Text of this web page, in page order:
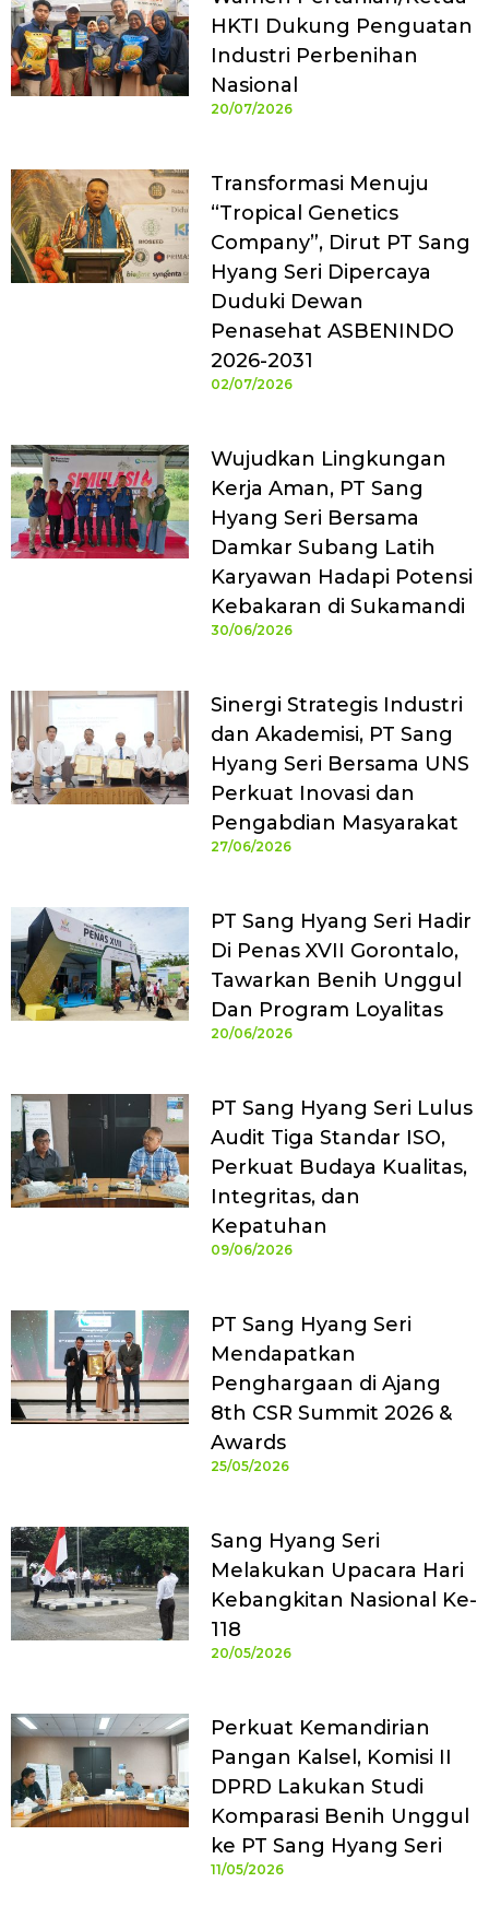
HKTI Dukung Penguatan
Industri Perbenihan
Nasional
20/07/2026
Transformasi Menuju
“Tropical Genetics
Company”, Dirut PT Sang
Hyang Seri Dipercaya
Duduki Dewan
Penasehat ASBENINDO
2026-2031
02/07/2026
Wujudkan Lingkungan
Kerja Aman, PT Sang
Hyang Seri Bersama
Damkar Subang Latih
Karyawan Hadapi Potensi
Kebakaran di Sukamandi
30/06/2026
Sinergi Strategis Industri
dan Akademisi, PT Sang
Hyang Seri Bersama UNS
Perkuat Inovasi dan
Pengabdian Masyarakat
27/06/2026
PT Sang Hyang Seri Hadir
Di Penas XVII Gorontalo,
Tawarkan Benih Unggul
Dan Program Loyalitas
20/06/2026
PT Sang Hyang Seri Lulus
Audit Tiga Standar ISO,
Perkuat Budaya Kualitas,
Integritas, dan
Kepatuhan
09/06/2026
PT Sang Hyang Seri
Mendapatkan
Penghargaan di Ajang
8th CSR Summit 2026 &
Awards
25/05/2026
Sang Hyang Seri
Melakukan Upacara Hari
Kebangkitan Nasional Ke-
118
20/05/2026
Perkuat Kemandirian
Pangan Kalsel, Komisi II
DPRD Lakukan Studi
Komparasi Benih Unggul
ke PT Sang Hyang Seri
11/05/2026